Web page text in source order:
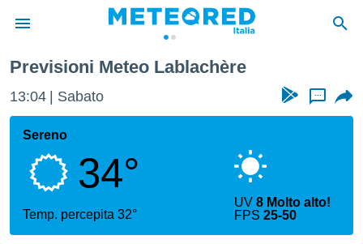
di
per
le
di
Previsioni Meteo Lablachère
13:04 Sabato ...
Sereno
34°
Temp. percepita 32°
UV8 Molto alto!
FPS25-50